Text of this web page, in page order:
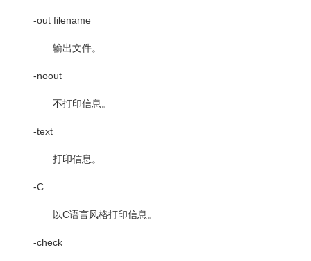
-out filename
输出文件。
-noout
不打印信息。
-text
打印信息。
-C
以C语言风格打印信息。
-check